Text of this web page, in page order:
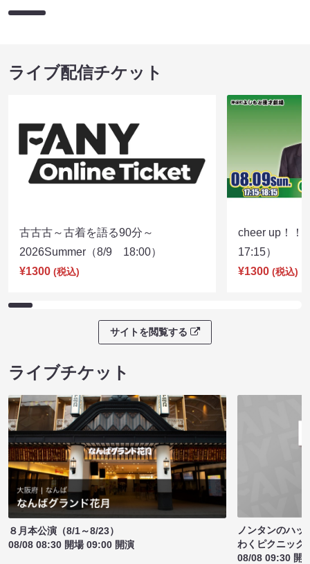
ライブ配信チケット
古古古～古着を語る90分～
2026Summer（8/9 18:00）
¥1300 (税込)
cheer up！
17:15）
¥1300 (税込)
サイトを閲覧する
ライブチケット
８月本公演（8/1～8/23）
08/08 08:30 開場 09:00 開演
ノンタンのハッ
わくピクニック
08/08 09:30 開